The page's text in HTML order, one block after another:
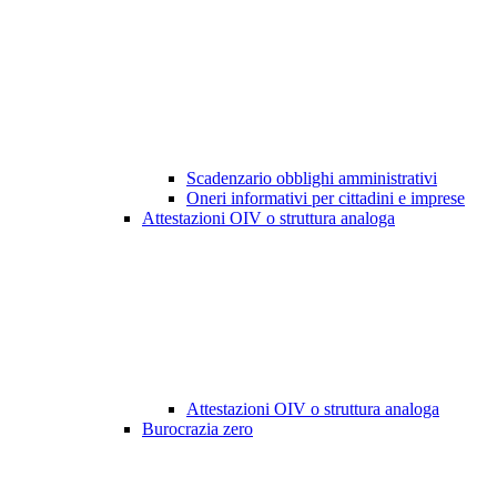
Scadenzario obblighi amministrativi
Oneri informativi per cittadini e imprese
Attestazioni OIV o struttura analoga
Attestazioni OIV o struttura analoga
Burocrazia zero